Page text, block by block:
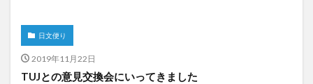
日文便り
2019年11月22日
TUJとの意見交換会にいってきました